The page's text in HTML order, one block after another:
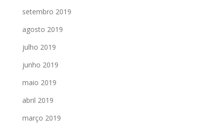
setembro 2019
agosto 2019
julho 2019
junho 2019
maio 2019
abril 2019
março 2019